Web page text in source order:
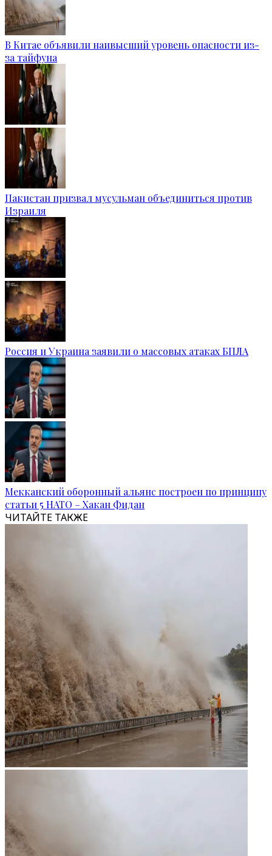
В Китае объявили наивысший уровень опасности из-
за тайфуна
Пакистан призвал мусульман объединиться против
Израиля
Россия и Украина заявили о массовых атаках БПЛА
Мекканский оборонный альянс построен по принципу
статьи 5 НАТО – Хакан Фидан
ЧИТАЙТЕ ТАКЖЕ